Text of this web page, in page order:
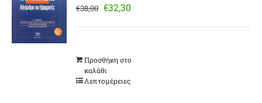
€38,00 Original
€32,30Η
€32,30.
Προσθήκη στο
καλάθι
Λεπτομέρειες